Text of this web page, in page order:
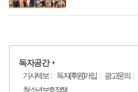
독자공간
기사제보 독자(후원)가입 광고문의
청소년보호정책